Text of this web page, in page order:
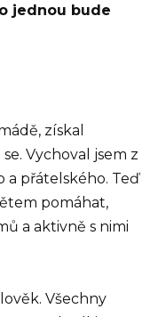
jednou bude
získal
Vychoval jsem z
a přátelského. Teď
pomáhat,
a aktivně s nimi
Všechny